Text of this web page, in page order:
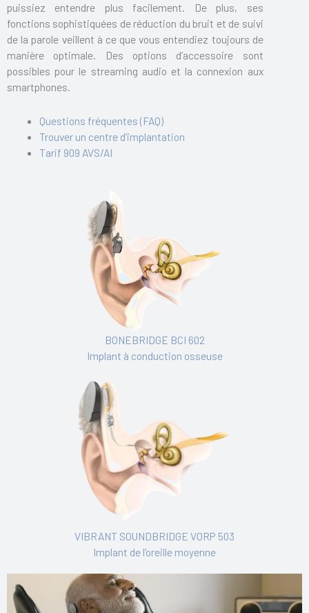
puissiez entendre plus facilement. De plus, ses
fonctions sophistiquées de réduction du bruit et de suivi
de la parole veillent à ce que vous entendiez toujours de
manière optimale. Des options d’accessoire sont
possibles pour le streaming audio et la connexion aux
smartphones.
Questions fréquentes (FAQ)
Trouver un centre d’implantation
Tarif 909 AVS/AI
BONEBRIDGE BCI 602
Implant à conduction osseuse
VIBRANT SOUNDBRIDGE VORP 503
Implant de l’oreille moyenne